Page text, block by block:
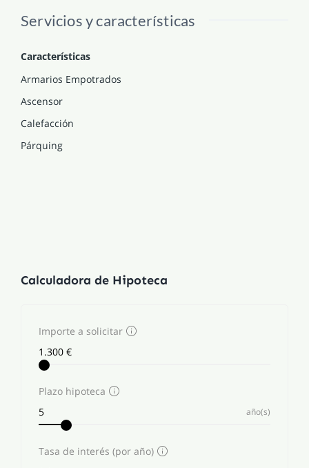
Servicios y características
Características
Armarios Empotrados
Ascensor
Calefacción
Párquing
Calculadora de Hipoteca
Importe a solicitar
Plazo hipoteca
año(s)
Tasa de interés (por año)